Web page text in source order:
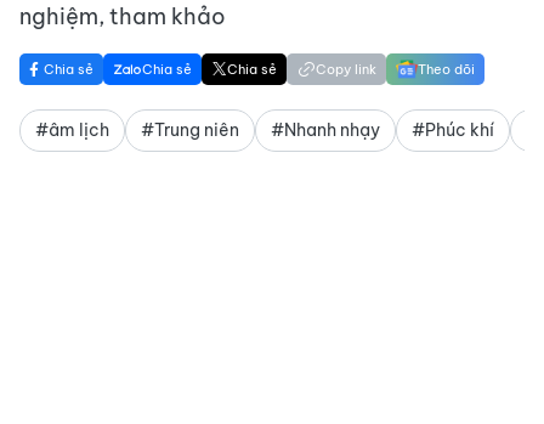
nghiệm, tham khảo
Chia sẻ Chia sẻ Chia sẻ Copy link Theo dõi
#âm lịch #Trung niên #Nhanh nhạy #Phúc khí